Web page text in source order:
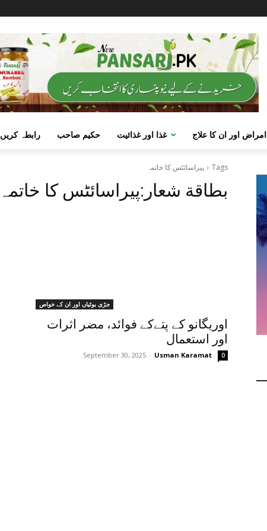
رابطہ کریں حکیم صاحب غذا اور غذائیت امراض اور ان کا علاج
Tags پیراسائٹس کا خاتمہ
بطاقة شعار:پیراسائٹس کا خاتمہ
جڑی بوٹیاں اور ان کے خواص
اوریگانو کے پتےکے فوائد، مضر اثرات
اور استعمال
Usman Karamat
-
September 30, 2025 0